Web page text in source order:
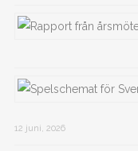
12 juni, 2026